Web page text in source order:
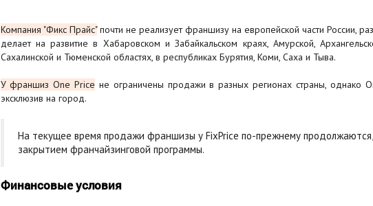
Компания "Фикс Прайс"почти не реализует франшизу на европейской части России,
делает на развитие в Хабаровском и Забайкальском краях, Амурской,
Сахалинской и Тюменской областях, в республиках Бурятия, Коми, Саха и Тыва.
У франшиз One Price не ограничены продажи в разных регионах страны, однако
эксклюзив на город.
На текущее время продажи франшизы у FixPrice по-прежнему продолжаются,
закрытием франчайзинговой программы.
Финансовые условия